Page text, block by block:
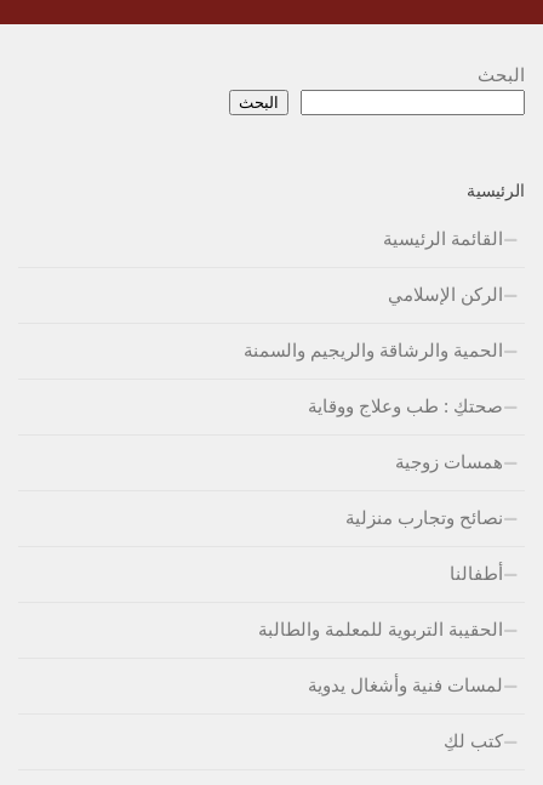
البحث
البحث
الرئيسية
القائمة الرئيسية
الركن الإسلامي
الحمية والرشاقة والريجيم والسمنة
صحتكِ : طب وعلاج ووقاية
همسات زوجية
نصائح وتجارب منزلية
أطفالنا
الحقيبة التربوية للمعلمة والطالبة
لمسات فنية وأشغال يدوية
كتب لكِ